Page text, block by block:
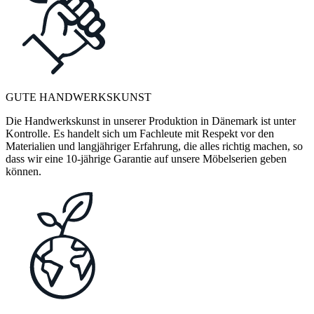
GUTE HANDWERKSKUNST
Die Handwerkskunst in unserer Produktion in Dänemark ist unter
Kontrolle. Es handelt sich um Fachleute mit Respekt vor den
Materialien und langjähriger Erfahrung, die alles richtig machen, so
dass wir eine 10-jährige Garantie auf unsere Möbelserien geben
können.